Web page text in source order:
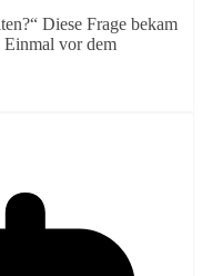
Diese Frage bekam
Einmal vor dem